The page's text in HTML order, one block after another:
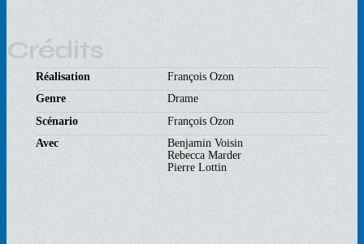
Crédits
Réalisation
François Ozon
Genre
Drame
Scénario
François Ozon
Avec
Benjamin Voisin
Rebecca Marder
Pierre Lottin